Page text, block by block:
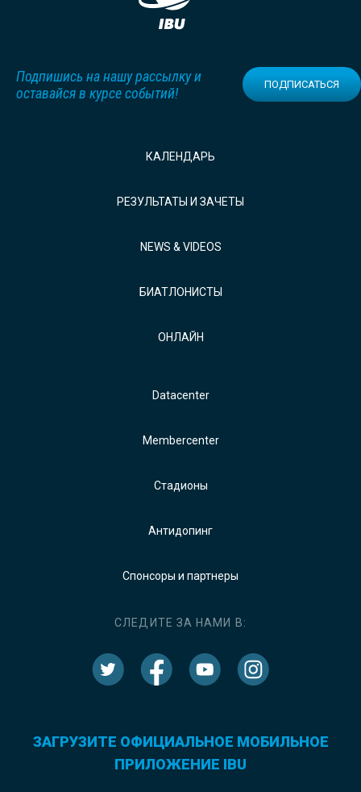
Подпишись на нашу рассылку и
оставайся в курсе событий!
ПОДПИСАТЬСЯ
КАЛЕНДАРЬ
РЕЗУЛЬТАТЫ И ЗАЧЕТЫ
NEWS & VIDEOS
БИАТЛОНИСТЫ
ОНЛАЙН
Datacenter
Membercenter
Стадионы
Антидопинг
Спонсоры и партнеры
СЛЕДИТЕ ЗА НАМИ В:
ЗАГРУЗИТЕ ОФИЦИАЛЬНОЕ МОБИЛЬНОЕ
ПРИЛОЖЕНИЕ IBU